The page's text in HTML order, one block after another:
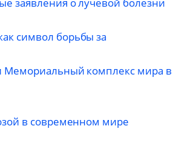
символ борьбы за
Мемориальный комплекс мира в
в современном мире